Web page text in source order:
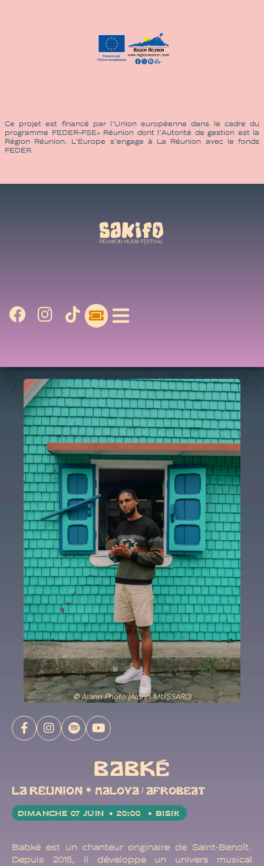
Ce projet est financé par l’Union européenne dans le cadre du
programme FEDER-FSE+ Réunion dont l’Autorité de gestion est la
Région Réunion. L’Europe s’engage à La Réunion avec le fonds
FEDER.
© Alann Photo (Alann MUSSARD)
BABKÉ
LA RÉUNION ✷ MALOYA / AFROBEAT
DIMANCHE 07 JUIN • 20:00 • BISIK
Babké est un chanteur originaire de Saint‑Benoît.
Depuis 2015, il développe un univers musical